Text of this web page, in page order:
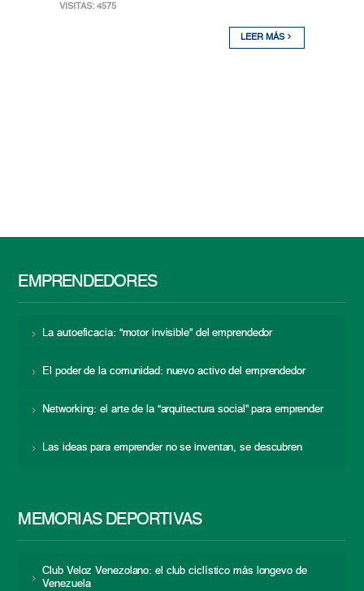
VISITAS: 4575
LEER MÁS
EMPRENDEDORES
La autoeficacia: “motor invisible” del emprendedor
El poder de la comunidad: nuevo activo del emprendedor
Networking: el arte de la “arquitectura social” para emprender
Las ideas para emprender no se inventan, se descubren
MEMORIAS DEPORTIVAS
Club Veloz Venezolano: el club ciclístico más longevo de
Venezuela